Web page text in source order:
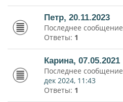
Петр, 20.11.2023
Последнее сообщение
Ответы: 1
Карина, 07.05.2021
Последнее сообщение
дек 2024, 11:43
Ответы: 1